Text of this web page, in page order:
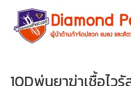
content
10Dพ่นยาฆ่าเชื้อไวรั